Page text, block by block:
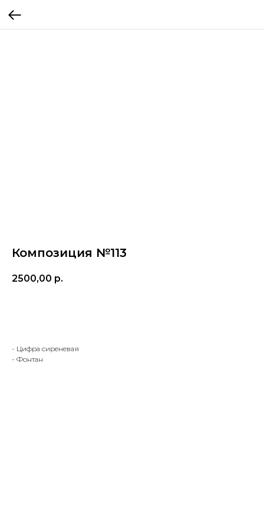
Композиция №113
2500,00 р.
- Цифра сиреневая
- Фонтан